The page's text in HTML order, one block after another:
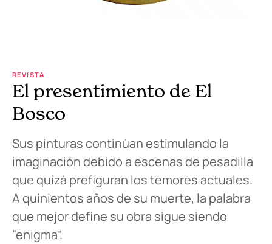
REVISTA
El presentimiento de El
Bosco
Sus pinturas continúan estimulando la
imaginación debido a escenas de pesadilla
que quizá prefiguran los temores actuales.
A quinientos años de su muerte, la palabra
que mejor define su obra sigue siendo
“enigma”.